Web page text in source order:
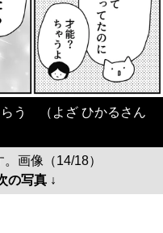
らう （よざ ひかるさん
画像（14/18）
の写真 ↓